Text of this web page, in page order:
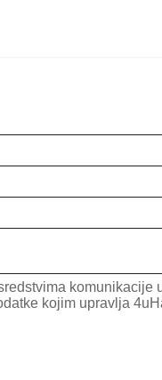
komunikacije
kojim upravlja